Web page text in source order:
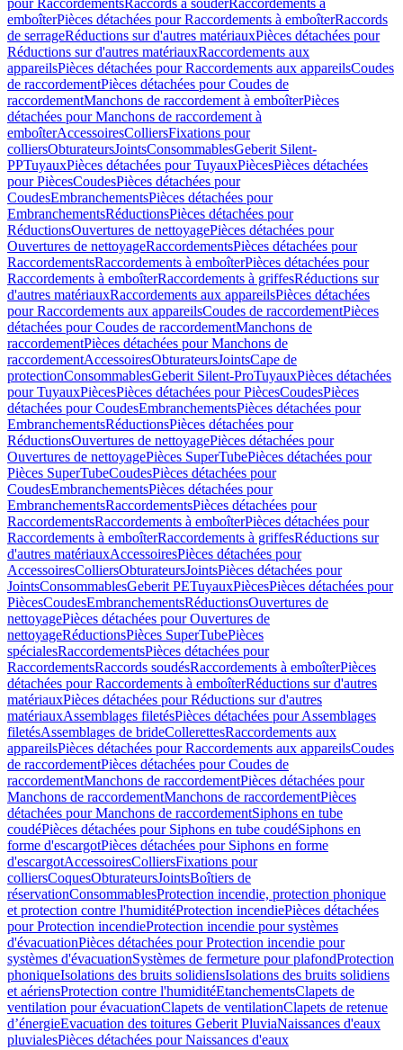
pour RaccordementsRaccords à souderRaccordements à
emboîterPièces détachées pour Raccordements à emboîterRaccords
de serrageRéductions sur d'autres matériauxPièces détachées pour
Réductions sur d'autres matériauxRaccordements aux
appareilsPièces détachées pour Raccordements aux appareilsCoudes
de raccordementPièces détachées pour Coudes de
raccordementManchons de raccordement à emboîterPièces
détachées pour Manchons de raccordement à
emboîterAccessoiresColliersFixations pour
colliersObturateursJointsConsommablesGeberit Silent-
PPTuyauxPièces détachées pour TuyauxPiècesPièces détachées
pour PiècesCoudesPièces détachées pour
CoudesEmbranchementsPièces détachées pour
EmbranchementsRéductionsPièces détachées pour
RéductionsOuvertures de nettoyagePièces détachées pour
Ouvertures de nettoyageRaccordementsPièces détachées pour
RaccordementsRaccordements à emboîterPièces détachées pour
Raccordements à emboîterRaccordements à griffesRéductions sur
d'autres matériauxRaccordements aux appareilsPièces détachées
pour Raccordements aux appareilsCoudes de raccordementPièces
détachées pour Coudes de raccordementManchons de
raccordementPièces détachées pour Manchons de
raccordementAccessoiresObturateursJointsCape de
protectionConsommablesGeberit Silent-ProTuyauxPièces détachées
pour TuyauxPiècesPièces détachées pour PiècesCoudesPièces
détachées pour CoudesEmbranchementsPièces détachées pour
EmbranchementsRéductionsPièces détachées pour
RéductionsOuvertures de nettoyagePièces détachées pour
Ouvertures de nettoyagePièces SuperTubePièces détachées pour
Pièces SuperTubeCoudesPièces détachées pour
CoudesEmbranchementsPièces détachées pour
EmbranchementsRaccordementsPièces détachées pour
RaccordementsRaccordements à emboîterPièces détachées pour
Raccordements à emboîterRaccordements à griffesRéductions sur
d'autres matériauxAccessoiresPièces détachées pour
AccessoiresColliersObturateursJointsPièces détachées pour
JointsConsommablesGeberit PETuyauxPiècesPièces détachées pour
PiècesCoudesEmbranchementsRéductionsOuvertures de
nettoyagePièces détachées pour Ouvertures de
nettoyageRéductionsPièces SuperTubePièces
spécialesRaccordementsPièces détachées pour
RaccordementsRaccords soudésRaccordements à emboîterPièces
détachées pour Raccordements à emboîterRéductions sur d'autres
matériauxPièces détachées pour Réductions sur d'autres
matériauxAssemblages filetésPièces détachées pour Assemblages
filetésAssemblages de brideCollerettesRaccordements aux
appareilsPièces détachées pour Raccordements aux appareilsCoudes
de raccordementPièces détachées pour Coudes de
raccordementManchons de raccordementPièces détachées pour
Manchons de raccordementManchons de raccordementPièces
détachées pour Manchons de raccordementSiphons en tube
coudéPièces détachées pour Siphons en tube coudéSiphons en
forme d'escargotPièces détachées pour Siphons en forme
d'escargotAccessoiresColliersFixations pour
colliersCoquesObturateursJointsBoîtiers de
réservationConsommablesProtection incendie, protection phonique
et protection contre l'humiditéProtection incendiePièces détachées
pour Protection incendieProtection incendie pour systèmes
d'évacuationPièces détachées pour Protection incendie pour
systèmes d'évacuationSystèmes de fermeture pour plafondProtection
phoniqueIsolations des bruits solidiensIsolations des bruits solidiens
et aériensProtection contre l'humiditéEtanchementsClapets de
ventilation pour évacuationClapets de ventilationClapets de retenue
d’énergieEvacuation des toitures Geberit PluviaNaissances d'eaux
pluvialesPièces détachées pour Naissances d'eaux